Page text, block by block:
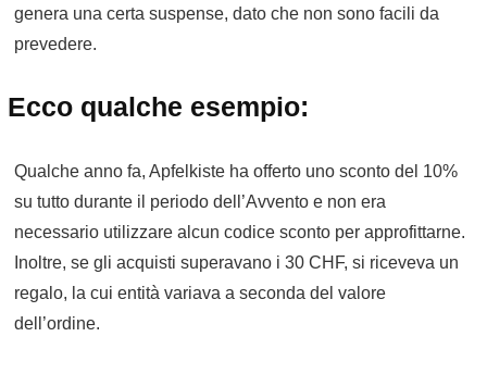
genera una certa suspense, dato che non sono facili da
prevedere.
Ecco qualche esempio:
Qualche anno fa, Apfelkiste ha offerto uno sconto del 10%
su tutto durante il periodo dell’Avvento e non era
necessario utilizzare alcun codice sconto per approfittarne.
Inoltre, se gli acquisti superavano i 30 CHF, si riceveva un
regalo, la cui entità variava a seconda del valore
dell’ordine.